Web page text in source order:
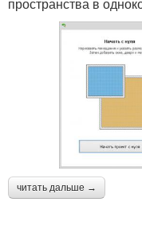
читать дальше →